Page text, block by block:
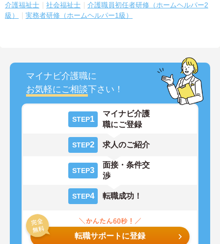
介護福祉士 社会福祉士
介護職員初任者研修（ホームヘルパー2
級）
実務者研修（ホームヘルパー1級）
マイナビ介護職に
お気軽にご相談下さい！
STEP1
マイナビ介護
職にご登録
STEP2 求人のご紹介
STEP3
面接・条件交
渉
STEP4 転職成功！
転職サポートに登録